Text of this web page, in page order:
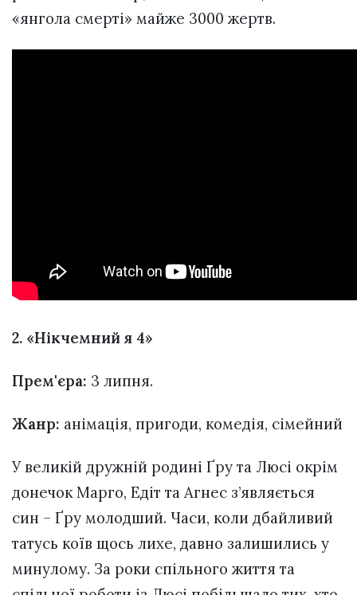
«янгола смерті» майже 3000 жертв.
2. «Нікчемний я 4»
Прем'єра: 3 липня.
Жанр: анімація, пригоди, комедія, сімейний
У великій дружній родині Ґру та Люсі окрім
донечок Марго, Едіт та Агнес з’являється
син – Ґру молодший. Часи, коли дбайливий
татусь коїв щось лихе, давно залишились у
минулому. За роки спільного життя та